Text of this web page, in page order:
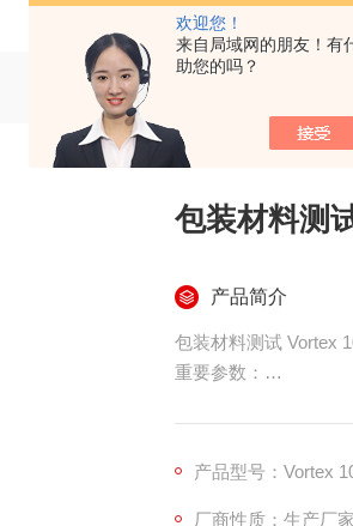
欢迎您！
来自局域网的朋友！有
助您的吗？
包装材料测
产品简介
包装材料测试 Vortex
重要参数：
测试频率(Max）：
行程：±40mm
产品型号：Vortex
厂商性质：生产厂家